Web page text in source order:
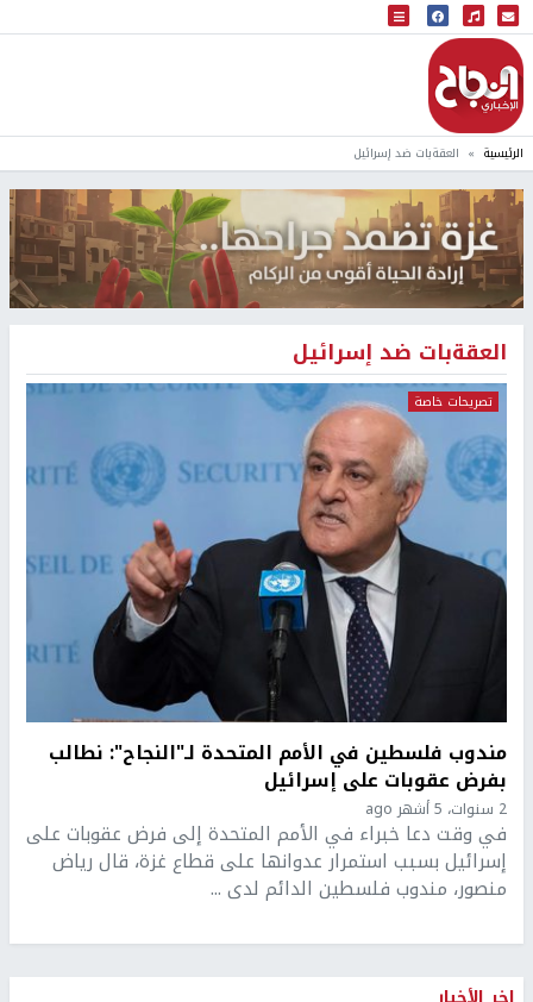
البث المباشر
إذاعة النجاح
الرئيسية العقةبات ضد إسرائيل
العقةبات ضد إسرائيل
تصريحات خاصة
مندوب فلسطين في الأمم المتحدة لـ"النجاح": نطالب
بفرض عقوبات على إسرائيل
2 سنوات، 5 أشهر ago
في وقت دعا خبراء في الأمم المتحدة إلى فرض عقوبات على
إسرائيل بسبب استمرار عدوانها على قطاع غزة، قال رياض
منصور، مندوب فلسطين الدائم لدى ...